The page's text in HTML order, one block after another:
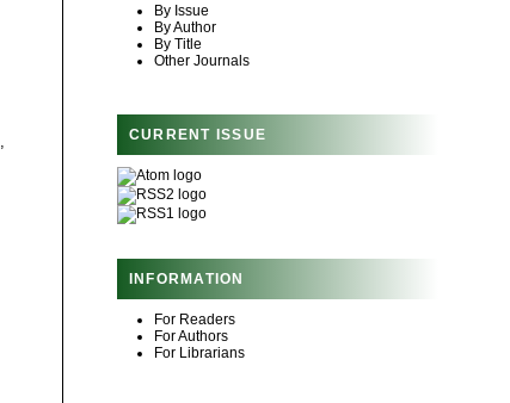
By Issue
By Author
By Title
Other Journals
CURRENT ISSUE
INFORMATION
For Readers
For Authors
For Librarians